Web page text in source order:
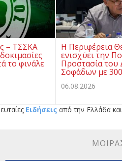
– ΤΣΣΚΑ
το φινάλε
Η Περιφέρεια
ενισχύει την
Προστασία του
Σοφάδων με
06.08.2026
Ειδήσεις από την Ελλάδα